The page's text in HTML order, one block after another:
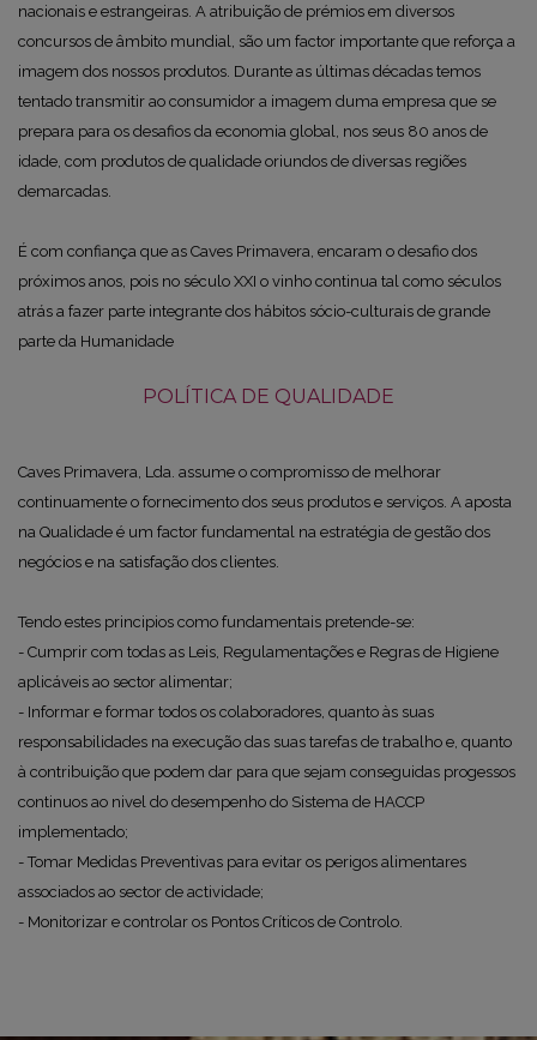
nacionais e estrangeiras. A atribuição de prémios em diversos
concursos de âmbito mundial, são um factor importante que reforça a
imagem dos nossos produtos. Durante as últimas décadas temos
tentado transmitir ao consumidor a imagem duma empresa que se
prepara para os desafios da economia global, nos seus 80 anos de
idade, com produtos de qualidade oriundos de diversas regiões
demarcadas.
É com confiança que as Caves Primavera, encaram o desafio dos
próximos anos, pois no século XXI o vinho continua tal como séculos
atrás a fazer parte integrante dos hábitos sócio-culturais de grande
parte da Humanidade
POLÍTICA DE QUALIDADE
Caves Primavera, Lda. assume o compromisso de melhorar
continuamente o fornecimento dos seus produtos e serviços. A aposta
na Qualidade é um factor fundamental na estratégia de gestão dos
negócios e na satisfação dos clientes.
Tendo estes principios como fundamentais pretende-se:
- Cumprir com todas as Leis, Regulamentações e Regras de Higiene
aplicáveis ao sector alimentar;
- Informar e formar todos os colaboradores, quanto às suas
responsabilidades na execução das suas tarefas de trabalho e, quanto
à contribuição que podem dar para que sejam conseguidas progessos
continuos ao nivel do desempenho do Sistema de HACCP
implementado;
- Tomar Medidas Preventivas para evitar os perigos alimentares
associados ao sector de actividade;
- Monitorizar e controlar os Pontos Críticos de Controlo.